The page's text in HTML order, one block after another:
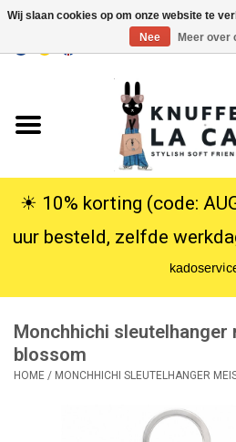
USD
Knuffels
Poppen
SALE
Cadeauservice
☀︎ 10% korting (code:
uur besteld, zelfde
Monchhichi
blossom
HOME / MONCHHICHI SLEUTELHANGER
Wij slaan cookies op om onze website te
Nee
Meer over